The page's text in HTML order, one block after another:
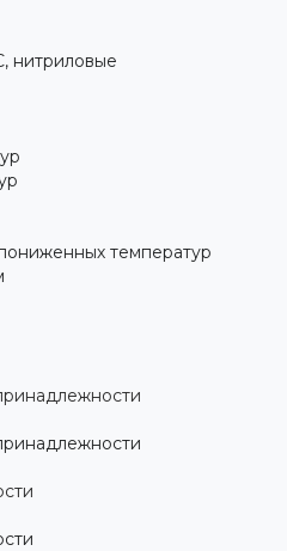
нитриловые
температур